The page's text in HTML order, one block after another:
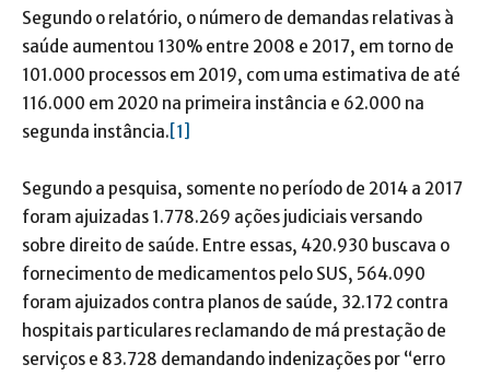
Segundo o relatório, o número de demandas relativas à
saúde aumentou 130% entre 2008 e 2017, em torno de
101.000 processos em 2019, com uma estimativa de até
116.000 em 2020 na primeira instância e 62.000 na
segunda instância. [1]
Segundo a pesquisa, somente no período de 2014 a 2017
foram ajuizadas 1.778.269 ações judiciais versando
sobre direito de saúde. Entre essas, 420.930 buscava o
fornecimento de medicamentos pelo SUS, 564.090
foram ajuizados contra planos de saúde, 32.172 contra
hospitais particulares reclamando de má prestação de
serviços e 83.728 demandando indenizações por “erro